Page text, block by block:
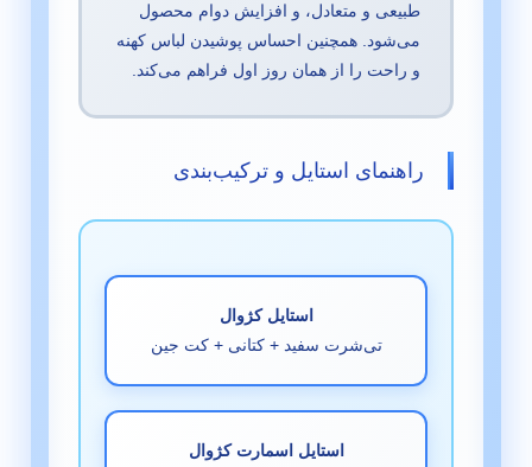
طبیعی و متعادل، و افزایش دوام محصول
می‌شود. همچنین احساس پوشیدن لباس کهنه
و راحت را از همان روز اول فراهم می‌کند.
راهنمای استایل و ترکیب‌بندی
استایل کژوال
تی‌شرت سفید + کتانی + کت جین
استایل اسمارت کژوال